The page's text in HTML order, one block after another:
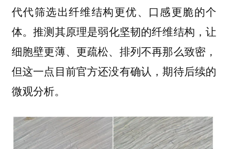
代代筛选出纤维结构更优、口感更脆的个
体。推测其原理是弱化坚韧的纤维结构，让
细胞壁更薄、更疏松、排列不再那么致密，
但这一点目前官方还没有确认，期待后续的
微观分析。